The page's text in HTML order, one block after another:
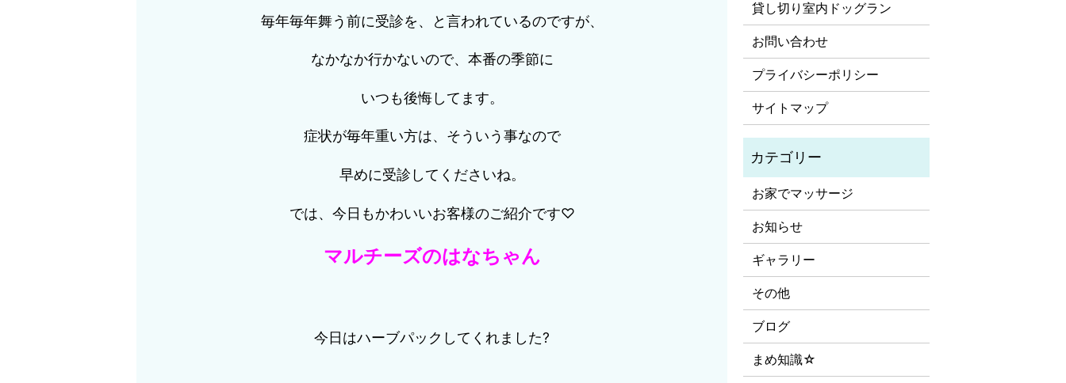
毎年毎年舞う前に受診を、と言われているのですが、
なかなか行かないので、本番の季節に
いつも後悔してます。
症状が毎年重い方は、そういう事なので
早めに受診してくださいね。
では、今日もかわいいお客様のご紹介です♡
マルチーズのはなちゃん
今日はハーブパックしてくれました?
貸し切り室内ドッグラン
お問い合わせ
プライバシーポリシー
サイトマップ
お家でマッサージ
お知らせ
ギャラリー
その他
ブログ
まめ知識☆